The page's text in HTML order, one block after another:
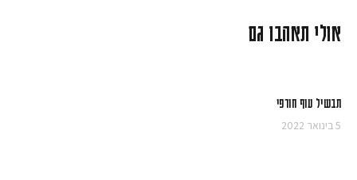
אולי תאהבו גם
תבשיל עוף חורפי
5 בינואר 2022